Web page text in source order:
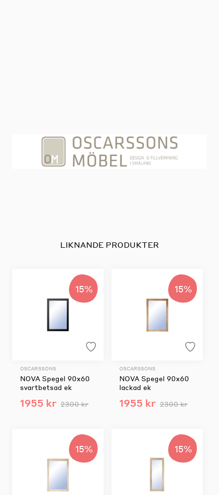
LIKNANDE PRODUKTER
15%
OSCARSSONS
NOVA Spegel 90x60
svartbetsad ek
1955 kr 2300 kr
15%
OSCARSSONS
NOVA Spegel 90x60
lackad ek
1955 kr 2300 kr
15% 15%